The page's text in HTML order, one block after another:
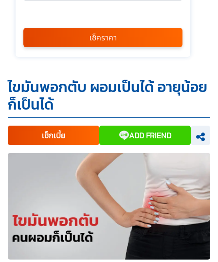
กรุณาเลือก
*
ข้าพเจ้ารับทราบนโยบายคุ้มครองข้อมูลส่วนบุคคล และยินยอมให้
บริษัท SILKSPAN อินชัวรันซ์ โบรกเกอร์เรจ จำกัด รวมถึงบริษัท
ในเครือที่เกี่ยวข้องกัน ตลอดจนคู่ค้าทางธุรกิจและ/หรือ
พันธมิตรของบริษัทเหล่านี้ สามารถเก็บ ใช้ และ/หรือ เปิดเผย
ข้อมูลส่วนบุคคลและข้อมูลส่วนบุคคลที่มีความอ่อนไหวของ
ข้าพเจ้า เพื่อวัตถุประสงค์ในการดำเนินการติดต่อและนำเสนอ
ข้อมูลสำหรับการขายผลิตภัณฑ์ การจัดทำรายการส่งเสริมการ
ขายและการตลาด แจ้งสิทธิประโยชน์หรือข่าวสารต่างๆ แจ้ง
ข้อมูลเกี่ยวกับผลิตภัณฑ์ หรือกรมธรรม์ประกันภัย การใช้ข้อมูล
เพื่อพัฒนาผลิตภัณฑ์หรือบริการต่างๆ หรือเพื่อกิจกรรมอื่นๆ
ท่านสามารถอ่านรายละเอียดนโยบายคุ้มครองข้อมูลส่วนบุคคล
และสิทธิของเจ้าของข้อมูลส่วนบุคคลได้ที่เว็บไซต์
เกี่ยวกับความเป็นส่วนตัวก่อนให้ความยินยอม ทั้งนี้ ก่อนการ
แสดงเจตนา ข้าพเจ้าได้อ่านรายละเอียดจากเอกสารชี้แจงข้อมูล
หรือได้รับคำอธิบายจากหน่วยงานถึงวัตถุประสงค์ในการเก็บ
รวบรวม ใช้หรือเปิดเผยข้อมูลส่วนบุคคล (“ประมวลผลข้อมูล
ส่วนบุคคล”) และมีความเข้าใจดีแล้ว ข้าพเจ้าให้ความยินยอมหรือ
ปฏิเสธไม่ให้ความยินยอมในเอกสารนี้ด้วยความสมัครใจ
ปราศจากการบังคับหรือชักจูง และข้าพเจ้าทราบว่าข้าพเจ้า
สามารถถอนความยินยอมนี้เสียเมื่อใดก็ได้ เว้นแต่ในกรณีมีข้อ
จำกัดสิทธิตามกฎหมายหรือยังมีสัญญาระหว่างข้าพเจ้ากับ
สถาบันที่ให้ประโยชน์แก่ข้าพเจ้าอยู่ กรณีที่ข้าพเจ้าประสงค์จะไม่
ให้ความยินยอม ข้าพเจ้าเข้าใจและยอมรับว่า การไม่ให้ความ
ยินยอมจะมีผลทำให้ข้าพเจ้า (เช่น ข้าพเจ้าอาจได้รับความสะดวก
เช็คราคา
ไขมันพอกตับ ผอมเป็นได้ อายุน้อย
ก็เป็นได้
เช็กเบี้ย ADD FRIEND